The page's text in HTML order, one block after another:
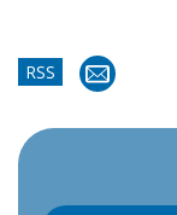
RSS